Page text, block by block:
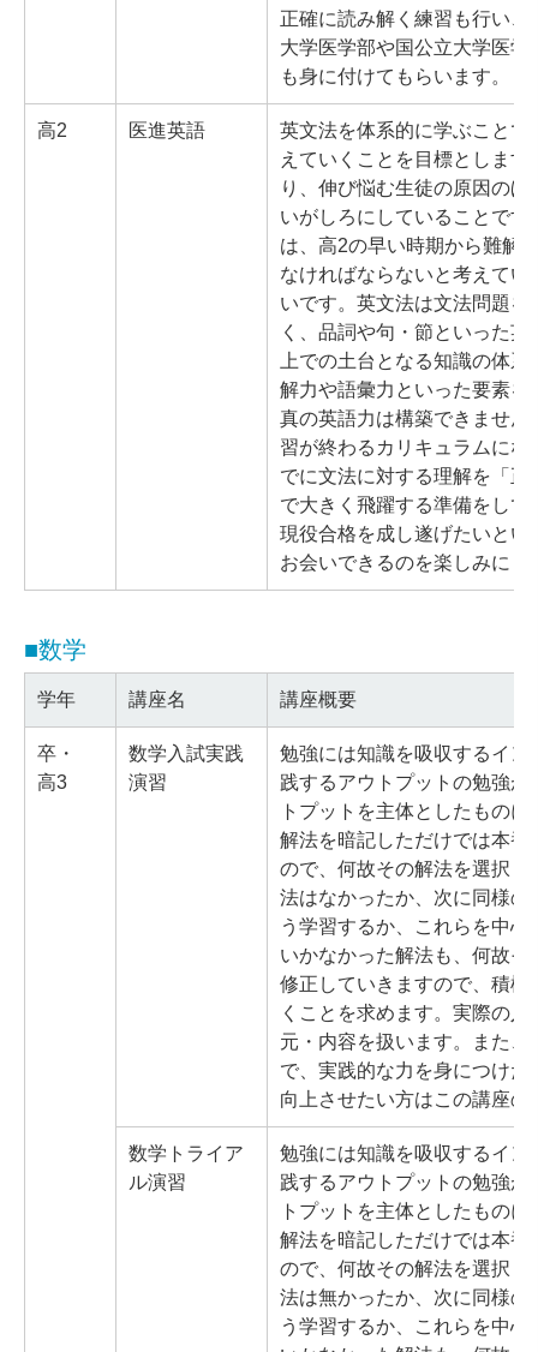
正確に読み解く練習も行い
大学医学部や国公立大学医
も身に付けてもらいます。
高2 医進英語
英文法を体系的に学ぶこと
えていくことを目標としま
り、伸び悩む生徒の原因の
いがしろにしていることで
は、高2の早い時期から難解
なければならないと考えて
いです。英文法は文法問題
く、品詞や句・節といった
上での土台となる知識の体
解力や語彙力といった要素
真の英語力は構築できませ
習が終わるカリキュラムに
でに文法に対する理解を「
で大きく飛躍する準備をし
現役合格を成し遂げたいと
お会いできるのを楽しみにし
■数学
学年 講座名 講座概要
卒・
高3
数学入試実践
演習
勉強には知識を吸収するイ
践するアウトプットの勉強
トプットを主体としたもの
解法を暗記しただけでは本
ので、何故その解法を選択
法はなかったか、次に同様
う学習するか、これらを中
いかなかった解法も、何故
修正していきますので、積
くことを求めます。実際の
元・内容を扱います。また
で、実践的な力を身につけ
向上させたい方はこの講座の
数学トライア
ル演習
勉強には知識を吸収するイ
践するアウトプットの勉強
トプットを主体としたもの
解法を暗記しただけでは本
ので、何故その解法を選択
法は無かったか、次に同様
う学習するか、これらを中